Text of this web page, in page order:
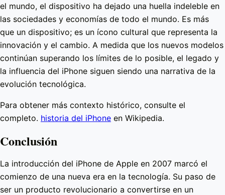
el mundo, el dispositivo ha dejado una huella indeleble en
las sociedades y economías de todo el mundo. Es más
que un dispositivo; es un ícono cultural que representa la
innovación y el cambio. A medida que los nuevos modelos
continúan superando los límites de lo posible, el legado y
la influencia del iPhone siguen siendo una narrativa de la
evolución tecnológica.
Para obtener más contexto histórico, consulte el
completo. historia del iPhone en Wikipedia.
Conclusión
La introducción del iPhone de Apple en 2007 marcó el
comienzo de una nueva era en la tecnología. Su paso de
ser un producto revolucionario a convertirse en un